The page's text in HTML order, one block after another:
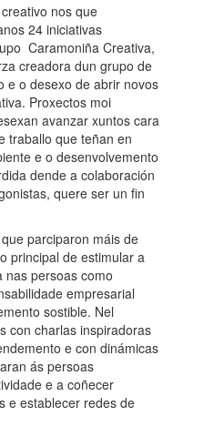
nos que
24 iniciativas
Caramoniña Creativa,
creadora dun grupo de
e o desexo de abrir novos
Proxectos moi
avanzar xuntos cara
traballo que teñan en
e o desenvolvemento
dende a colaboración
quere ser un fin
parciparon máis de
principal de estimular a
nas persoas como
empresarial
sostible. Nel
con charlas inspiradoras
e con dinámicas
ás persoas
e a coñecer
e establecer redes de